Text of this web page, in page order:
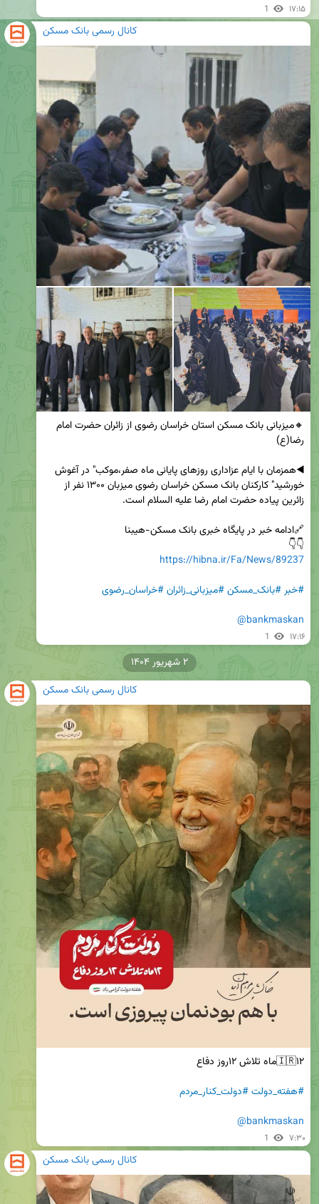
1 ۱۷:۱۵
کانال رسمی بانک مسکن
👇👇
https://hibna.ir/Fa/News/89237
#خبر#بانک_مسکن#میزبانی_زائران#خراسان_رضوی
@bankmaskan
1 ۱۷:۱۶
کانال رسمی بانک مسکن
#هفته_دولت#دولت_کنار_مردم
@bankmaskan
1 ۷:۳۰
۲ شهریور ۱۴۰۴
کانال رسمی بانک مسکن